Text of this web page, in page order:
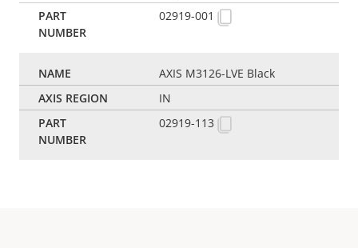
02919-001
AXIS M3126-LVE Black
IN
02919-113